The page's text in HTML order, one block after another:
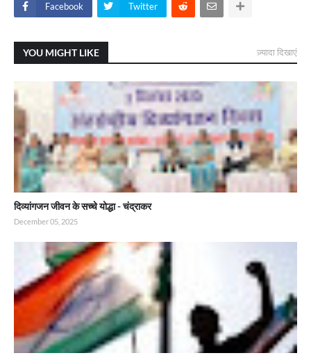
Facebook Twitter
YOU MIGHT LIKE ज़्यादा दिखाएं
दिव्यांगजन जीवन के सच्चे योद्धा - चंद्राकर
December 05, 2025